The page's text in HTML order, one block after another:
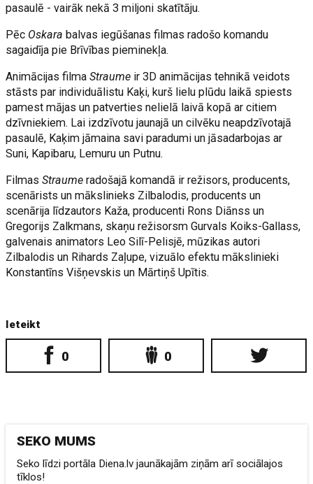
pasaulē - vairāk nekā 3 miljoni skatītāju.
Pēc Oskara balvas iegūšanas filmas radošo komandu
sagaidīja pie Brīvības pieminekļa.
Animācijas filmaStraume ir 3D animācijas tehnikā veidots
stāsts par individuālistu Kaķi, kurš lielu plūdu laikā spiests
pamest mājas un patverties nelielā laivā kopā ar citiem
dzīvniekiem. Lai izdzīvotu jaunajā un cilvēku neapdzīvotajā
pasaulē, Kaķim jāmaina savi paradumi un jāsadarbojas ar
Suni, Kapibaru, Lemuru un Putnu.
FilmasStraume radošajā komandā ir režisors, producents,
scenārists un mākslinieks Zilbalodis, producents un
scenārija līdzautors Kaža, producenti Rons Diānss un
Gregorijs Zalkmans, skaņu režisorsm Gurvals Koiks-Gallass,
galvenais animators Leo Silī-Pelisjē, mūzikas autori
Zilbalodis un Rihards Zaļupe, vizuālo efektu mākslinieki
Konstantīns Višņevskis un Mārtiņš Upītis.
Ieteikt
0 0
SEKO MUMS
Seko līdzi portāla Diena.lv jaunākajām ziņām arī sociālajos
tīklos!